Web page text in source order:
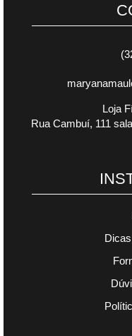
Loja
Rua Cambuí, 111